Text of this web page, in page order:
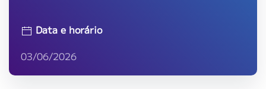
Data e horário
03/06/2026